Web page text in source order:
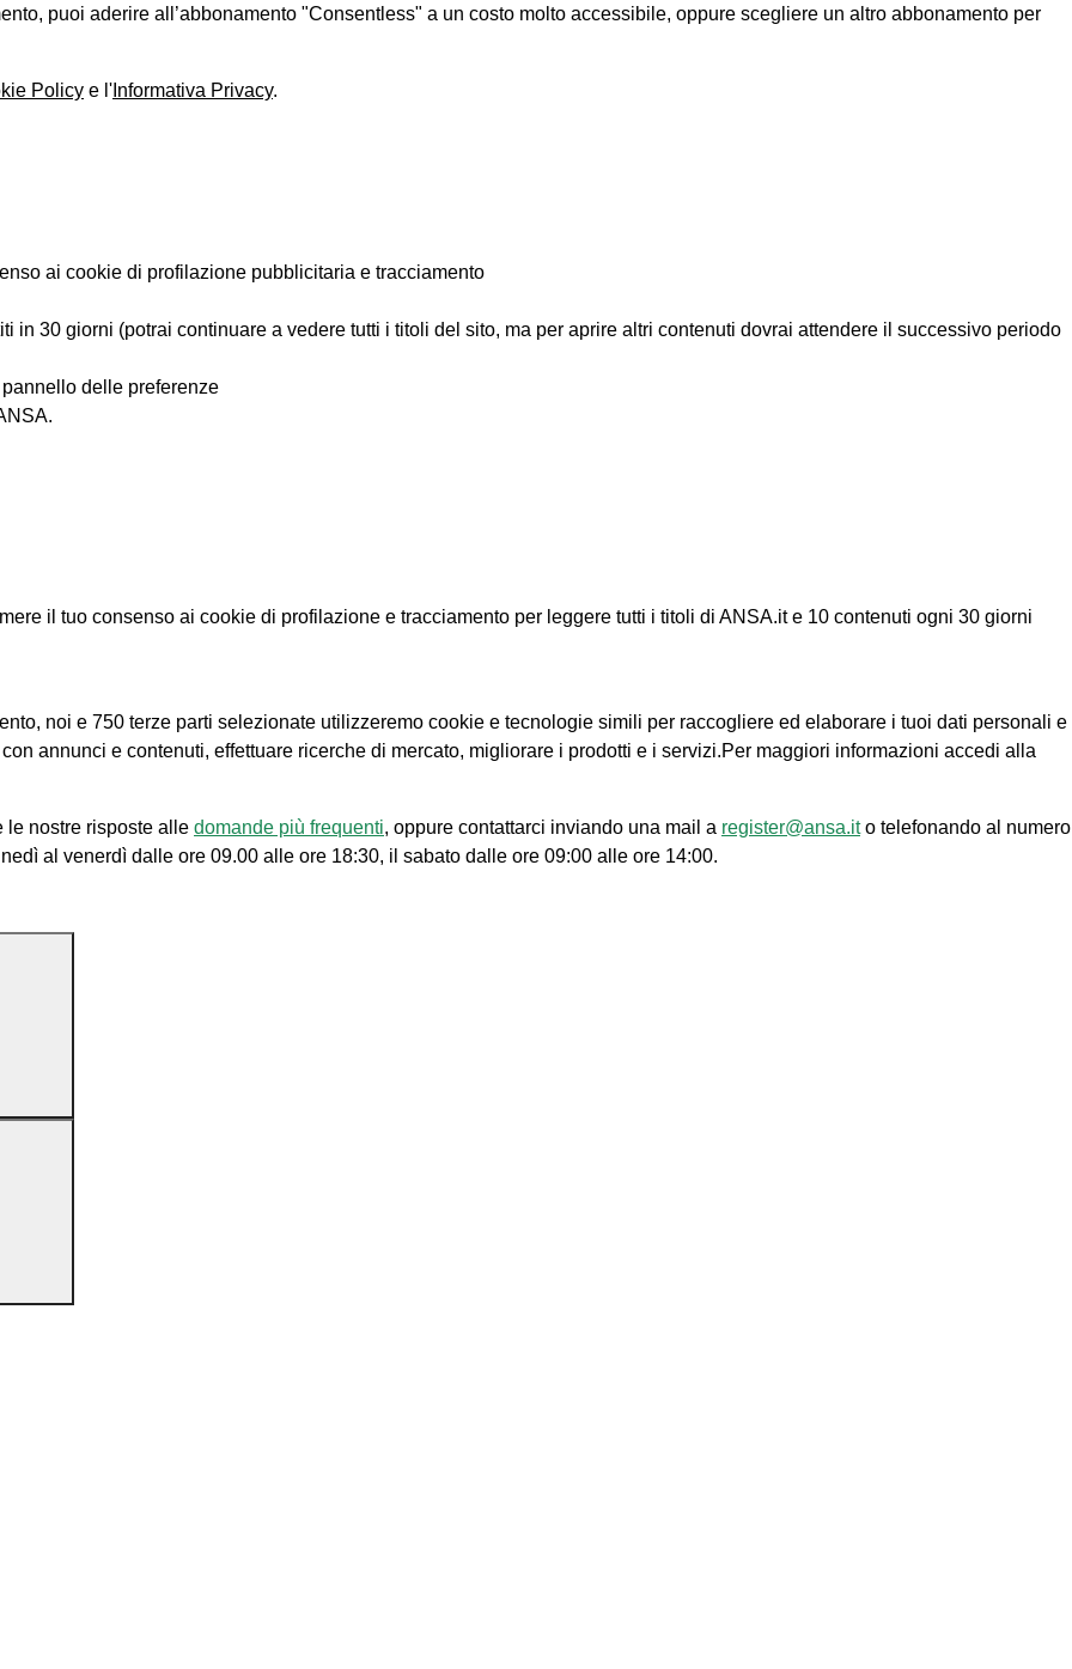
puoi aderire all’abbonamento "Consentless" a un costo molto accessibile, oppure scegliere un altro abbonamento per
Policy e l' Informativa Privacy.
ai cookie di profilazione pubblicitaria e tracciamento
in 30 giorni (potrai continuare a vedere tutti i titoli del sito, ma per aprire altri contenuti dovrai attendere il successivo periodo
delle preferenze
il tuo consenso ai cookie di profilazione e tracciamento per leggere tutti i titoli di ANSA.it e 10 contenuti ogni 30 giorni
noi e 750 terze parti selezionate utilizzeremo cookie e tecnologie simili per raccogliere ed elaborare i tuoi dati personali e
annunci e contenuti, effettuare ricerche di mercato, migliorare i prodotti e i servizi.Per maggiori informazioni accedi alla
le nostre risposte alle domande più frequenti, oppure contattarci inviando una mail a register@ansa.ito telefonando al numero
al venerdì dalle ore 09.00 alle ore 18:30, il sabato dalle ore 09:00 alle ore 14:00.